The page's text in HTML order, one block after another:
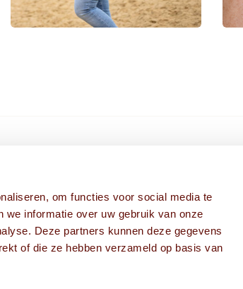
om functies voor social media te
we informatie over uw gebruik van onze
Deze partners kunnen deze gegevens
of die ze hebben verzameld op basis van
Modellen
Acteurs
Campagnes